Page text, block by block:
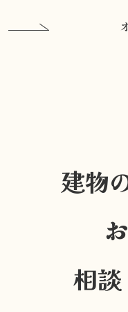
建物
相談